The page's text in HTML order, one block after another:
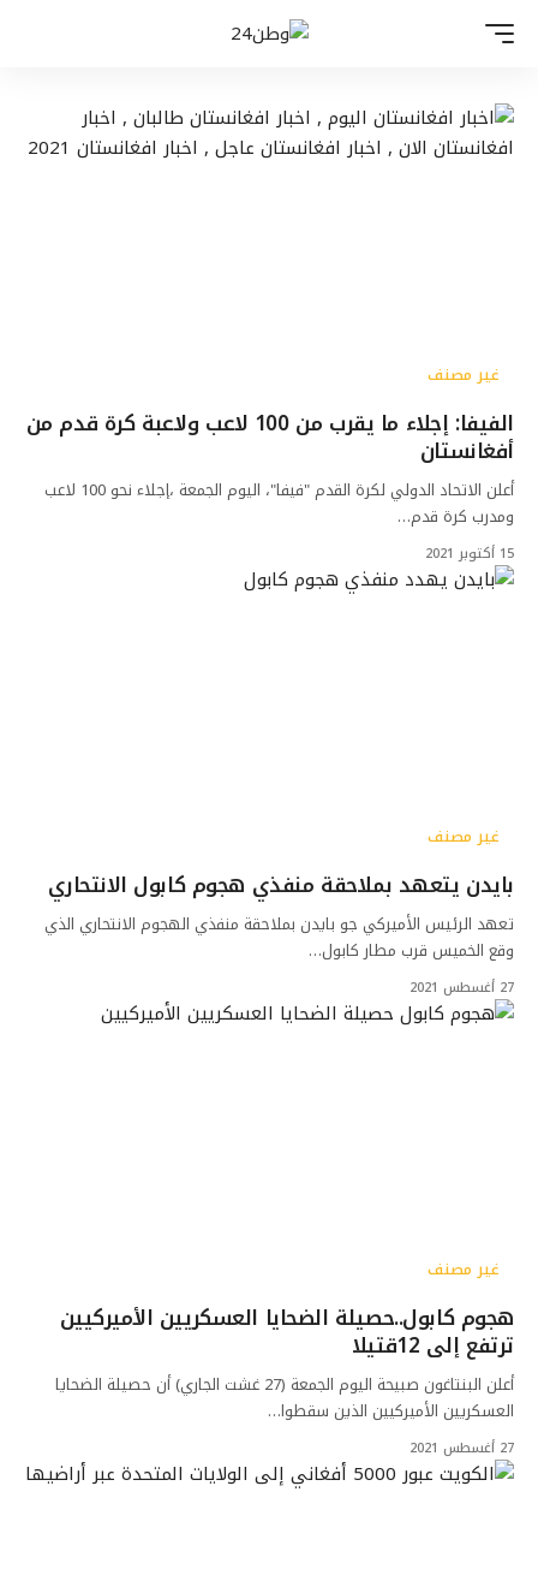
غير مصنف
الفيفا: إجلاء ما يقرب من 100 لاعب ولاعبة كرة قدم من
أفغانستان
أعلن الاتحاد الدولي لكرة القدم "فيفا"، اليوم الجمعة ،إجلاء نحو 100 لاعب
ومدرب كرة قدم…
15 أكتوبر 2021
غير مصنف
بايدن يتعهد بملاحقة منفذي هجوم كابول الانتحاري
تعهد الرئيس الأميركي جو بايدن بملاحقة منفذي الهجوم الانتحاري الذي
وقع الخميس قرب مطار كابول…
27 أغسطس 2021
غير مصنف
هجوم كابول..حصيلة الضحايا العسكريين الأميركيين
ترتفع إلى 12قتيلا
أعلن البنتاغون صبيحة اليوم الجمعة (27 غشت الجاري) أن حصيلة الضحايا
العسكريين الأميركيين الذين سقطوا…
27 أغسطس 2021